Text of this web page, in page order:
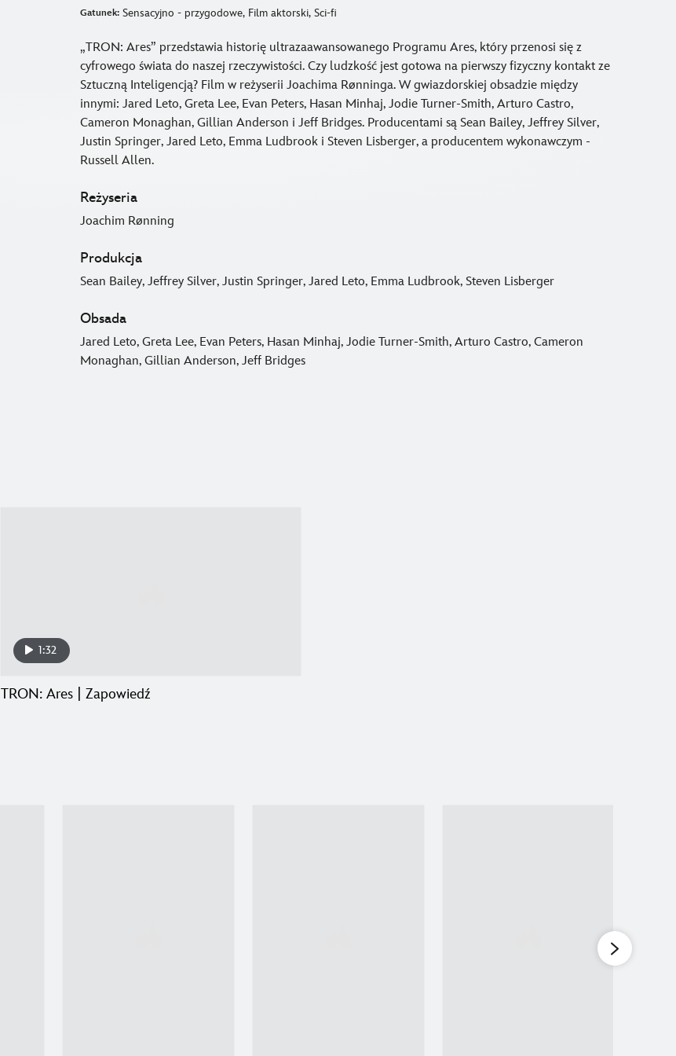
Gatunek: Sensacyjno - przygodowe, Film aktorski, Sci-fi
„TRON: Ares” przedstawia historię ultrazaawansowanego Programu Ares, który przenosi się z
cyfrowego świata do naszej rzeczywistości. Czy ludzkość jest gotowa na pierwszy fizyczny kontakt ze
Sztuczną Inteligencją? Film w reżyserii Joachima Rønninga. W gwiazdorskiej obsadzie między
innymi: Jared Leto, Greta Lee, Evan Peters, Hasan Minhaj, Jodie Turner-Smith, Arturo Castro,
Cameron Monaghan, Gillian Anderson i Jeff Bridges. Producentami są Sean Bailey, Jeffrey Silver,
Justin Springer, Jared Leto, Emma Ludbrook i Steven Lisberger, a producentem wykonawczym -
Russell Allen.
Reżyseria
Joachim Rønning
Produkcja
Sean Bailey, Jeffrey Silver, Justin Springer, Jared Leto, Emma Ludbrook, Steven Lisberger
Obsada
Jared Leto, Greta Lee, Evan Peters, Hasan Minhaj, Jodie Turner-Smith, Arturo Castro, Cameron
Monaghan, Gillian Anderson, Jeff Bridges
1:32
TRON: Ares | Zapowiedź